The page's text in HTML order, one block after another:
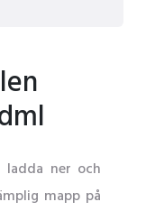
ladda ner och
mapp på